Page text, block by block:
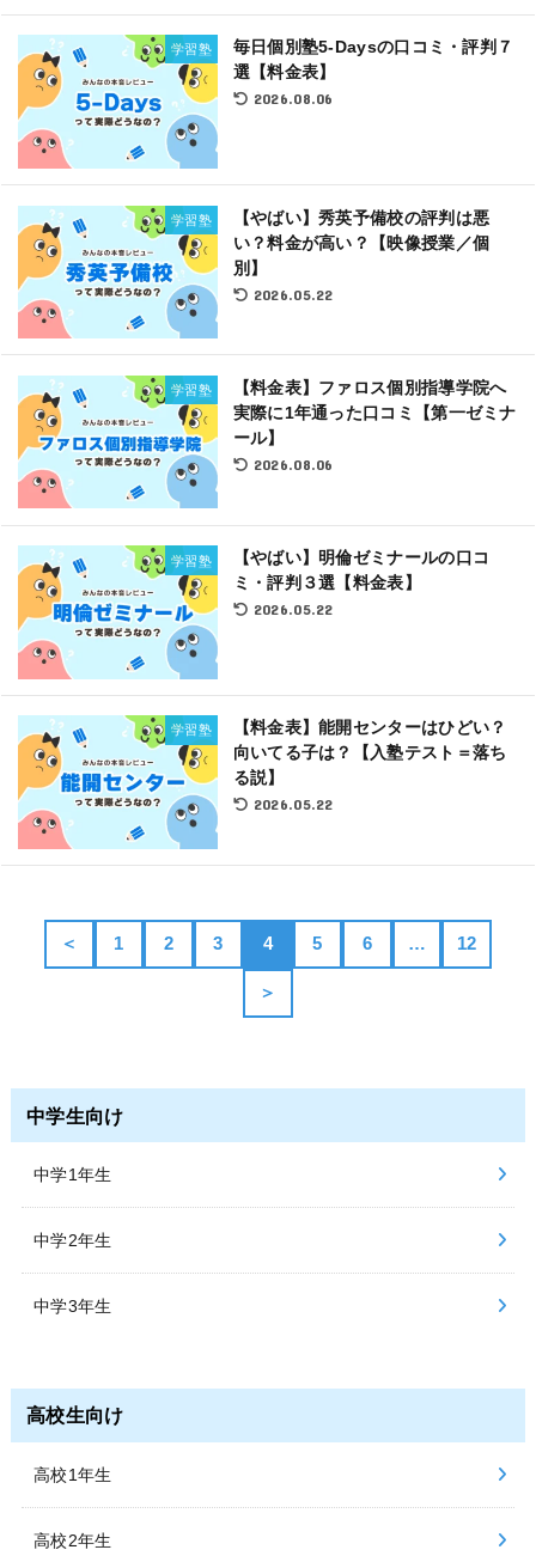
学習塾
毎日個別塾5-Daysの口コミ・評判７
選【料金表】
2026.08.06
学習塾
【やばい】秀英予備校の評判は悪
い？料金が高い？【映像授業／個
別】
2026.05.22
学習塾
【料金表】ファロス個別指導学院へ
実際に1年通った口コミ【第一ゼミナ
ール】
2026.08.06
学習塾
【やばい】明倫ゼミナールの口コ
ミ・評判３選【料金表】
2026.05.22
学習塾
【料金表】能開センターはひどい？
向いてる子は？【入塾テスト＝落ち
る説】
2026.05.22
＜ 1 2 3 4 5 6 … 12
＞
中学生向け
中学1年生
中学2年生
中学3年生
高校生向け
高校1年生
高校2年生